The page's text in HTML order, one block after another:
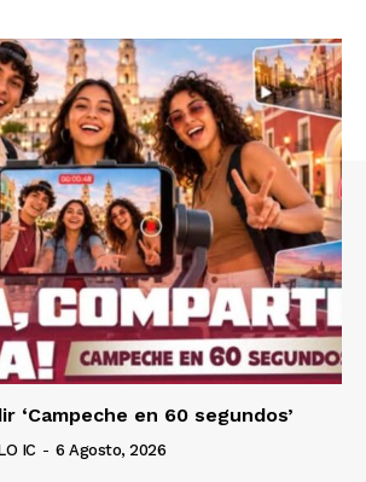
‘Campeche en 60 segundos’
IC - 6 Agosto, 2026